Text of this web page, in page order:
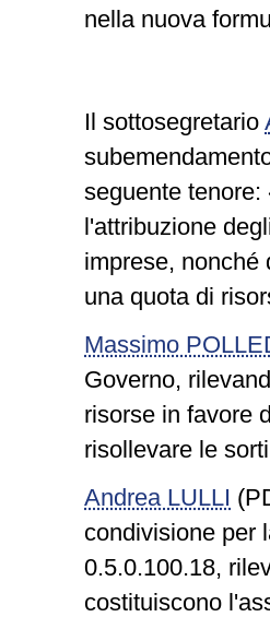
nella nuova
Il sottosegretario
seguente
l'attribuzione
imprese, nonché
una quota di
Massimo
Governo,
risorse in favore
risollevare le
Andrea LULLI
condivisione per
0.5.0.100.18,
costituiscono